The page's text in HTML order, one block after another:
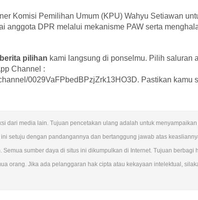
Komisi Pemilihan Umum (KPU) Wahyu Setiawan
anggota DPR melalui mekanisme PAW serta
berita pilihan kami langsung di ponselmu. Pilih saluran
Channel :
0029VaFPbedBPzjZrk13HO3D. Pastikan kamu
dari media lain. Tujuan pencetakan ulang adalah untuk
setuju dengan pandangannya dan bertanggung jawab atas
Semua sumber daya di situs ini dikumpulkan di Internet. Tujuan berbagi
orang. Jika ada pelanggaran hak cipta atau kekayaan intelektual,